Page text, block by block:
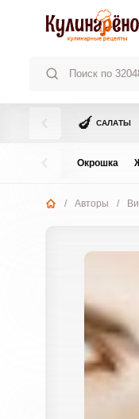
🍆 САЛАТЫ
Окрошка
/ Авторы /